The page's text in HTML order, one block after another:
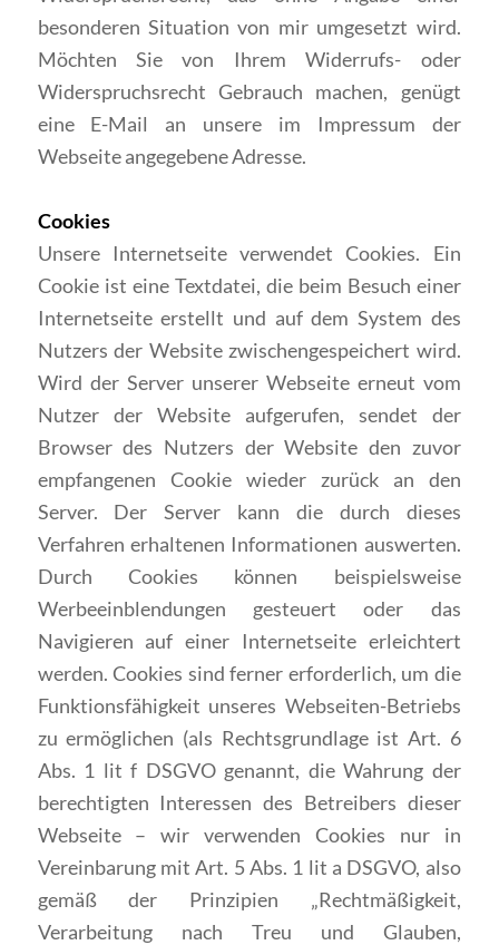
besonderen Situation von mir umgesetzt wird.
Möchten Sie von Ihrem Widerrufs- oder
Widerspruchsrecht Gebrauch machen, genügt
eine E-Mail an unsere im Impressum der
Webseite angegebene Adresse.
Cookies
Unsere Internetseite verwendet Cookies. Ein
Cookie ist eine Textdatei, die beim Besuch einer
Internetseite erstellt und auf dem System des
Nutzers der Website zwischengespeichert wird.
Wird der Server unserer Webseite erneut vom
Nutzer der Website aufgerufen, sendet der
Browser des Nutzers der Website den zuvor
empfangenen Cookie wieder zurück an den
Server. Der Server kann die durch dieses
Verfahren erhaltenen Informationen auswerten.
Durch Cookies können beispielsweise
Werbeeinblendungen gesteuert oder das
Navigieren auf einer Internetseite erleichtert
werden. Cookies sind ferner erforderlich, um die
Funktionsfähigkeit unseres Webseiten-Betriebs
zu ermöglichen (als Rechtsgrundlage ist Art. 6
Abs. 1 lit f DSGVO genannt, die Wahrung der
berechtigten Interessen des Betreibers dieser
Webseite – wir verwenden Cookies nur in
Vereinbarung mit Art. 5 Abs. 1 lit a DSGVO, also
gemäß der Prinzipien „Rechtmäßigkeit,
Verarbeitung nach Treu und Glauben,